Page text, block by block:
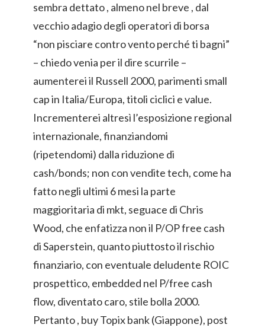
sembra dettato , almeno nel breve , dal
vecchio adagio degli operatori di borsa
“non pisciare contro vento perché ti bagni”
– chiedo venia per il dire scurrile –
aumenterei il Russell 2000, parimenti small
cap in Italia/Europa, titoli ciclici e value.
Incrementerei altresì l’esposizione regional
internazionale, finanziandomi
(ripetendomi) dalla riduzione di
cash/bonds; non con vendite tech, come ha
fatto negli ultimi 6 mesi la parte
maggioritaria di mkt, seguace di Chris
Wood, che enfatizza non il P/OP free cash
di Saperstein, quanto piuttosto il rischio
finanziario, con eventuale deludente ROIC
prospettico, embedded nel P/free cash
flow, diventato caro, stile bolla 2000.
Pertanto , buy Topix bank (Giappone), post